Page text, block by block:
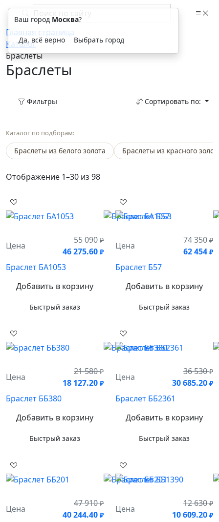
Главная страница
Каталог
Браслеты
Браслеты
Фильтры Сортировать по:
Каталог по подборам:
Браслеты из белого золота Браслеты из красного
Отображение 1–30 из 98
Цена
55 090₽
46 275.60 ₽
Браслет БА1053
Добавить в корзину
Быстрый заказ
Цена
74 350₽
62 454 ₽
Браслет Б57
Добавить в корзину
Быстрый заказ
Цена
21 580₽
18 127.20 ₽
Браслет ББ380
Добавить в корзину
Быстрый заказ
Цена
36 530₽
30 685.20 ₽
Браслет ББ2361
Добавить в корзину
Быстрый заказ
Цена
47 910₽
40 244.40 ₽
Цена
12 630₽
10 609.20 ₽
Ваш город Москва?
Да, всё верно Выбрать город